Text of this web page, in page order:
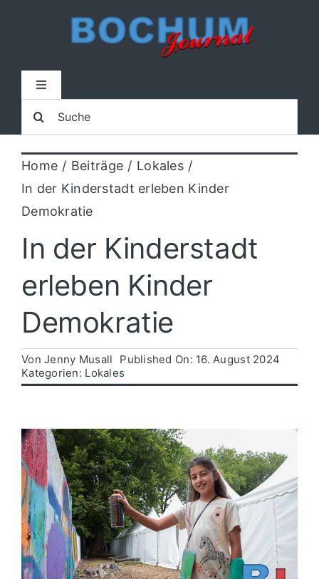
Toggle
Home
Lokal
Blaulicht
Sport
Kultur
Politik
Suche
nach:
Home Beiträge
Lokales
In der Kinderstadt erleben Kinder
Demokratie
In der Kinderstadt
erleben Kinder
Demokratie
VonJenny Musall
Published On: 16. August 2024
Kategorien: Lokales